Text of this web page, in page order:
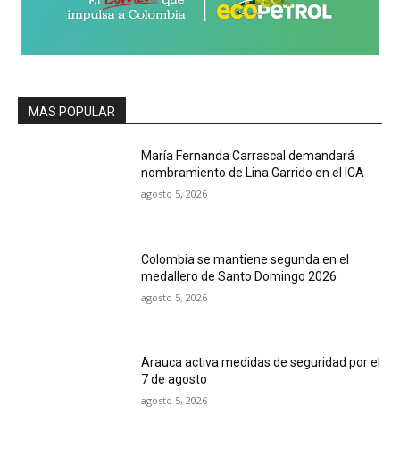
MAS POPULAR
María Fernanda Carrascal demandará
nombramiento de Lina Garrido en el ICA
agosto 5, 2026
Colombia se mantiene segunda en el
medallero de Santo Domingo 2026
agosto 5, 2026
Arauca activa medidas de seguridad por el
7 de agosto
agosto 5, 2026